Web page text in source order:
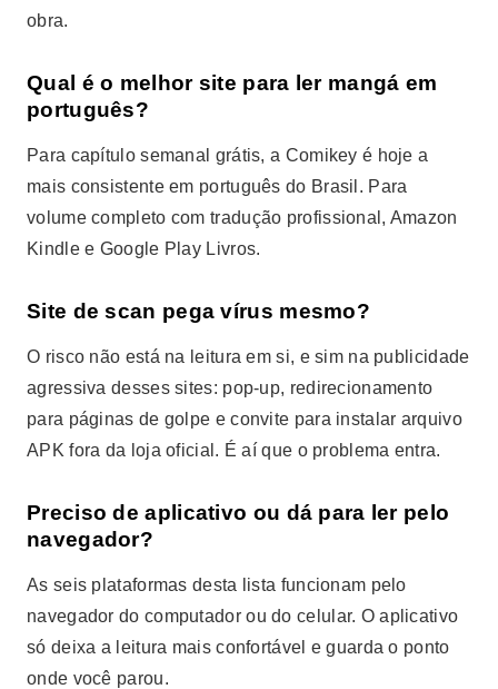
obra.
Qual é o melhor site para ler mangá em
português?
Para capítulo semanal grátis, a Comikey é hoje a
mais consistente em português do Brasil. Para
volume completo com tradução profissional, Amazon
Kindle e Google Play Livros.
Site de scan pega vírus mesmo?
O risco não está na leitura em si, e sim na publicidade
agressiva desses sites: pop-up, redirecionamento
para páginas de golpe e convite para instalar arquivo
APK fora da loja oficial. É aí que o problema entra.
Preciso de aplicativo ou dá para ler pelo
navegador?
As seis plataformas desta lista funcionam pelo
navegador do computador ou do celular. O aplicativo
só deixa a leitura mais confortável e guarda o ponto
onde você parou.